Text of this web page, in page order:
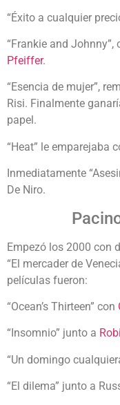
“Éxito a cualquier
“Frankie and
Pfeiffer.
“Esencia de mujer”,
Risi. Finalmente
papel.
“Heat” le emparejaba
Inmediatamente
De Niro.
Empezó los 2000 con
“El mercader de
películas fueron:
“Ocean’s Thirteen” con
“Insomnio” junto a
“Un domingo
“El dilema” junto a